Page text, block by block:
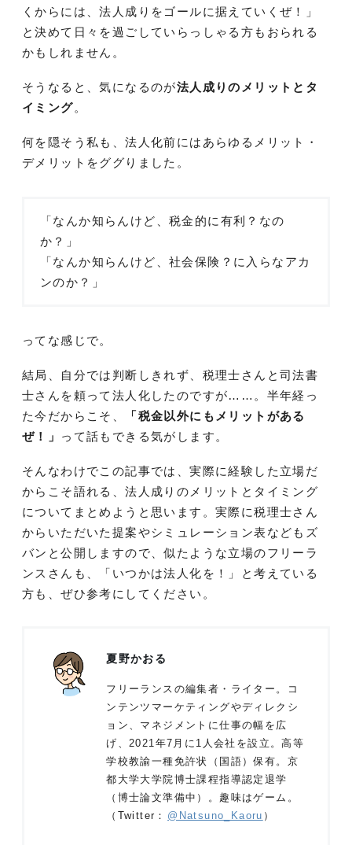
くからには、法人成りをゴールに据えていくぜ！」
と決めて日々を過ごしていらっしゃる方もおられる
かもしれません。
そうなると、気になるのが法人成りのメリットとタ
イミング。
何を隠そう私も、法人化前にはあらゆるメリット・
デメリットをググりました。
「なんか知らんけど、税金的に有利？なの
か？」
「なんか知らんけど、社会保険？に入らなアカ
ンのか？」
ってな感じで。
結局、自分では判断しきれず、税理士さんと司法書
士さんを頼って法人化したのですが……。半年経っ
た今だからこそ、
「税金以外にもメリットがある
ぜ！」
って話もできる気がします。
そんなわけでこの記事では、実際に経験した立場だ
からこそ語れる、法人成りのメリットとタイミング
についてまとめようと思います。実際に税理士さん
からいただいた提案やシミュレーション表などもズ
バンと公開しますので、似たような立場のフリーラ
ンスさんも、「いつかは法人化を！」と考えている
方も、ぜひ参考にしてください。
夏野かおる
フリーランスの編集者・ライター。コ
ンテンツマーケティングやディレクシ
ョン、マネジメントに仕事の幅を広
げ、2021年7月に1人会社を設立。高等
学校教諭一種免許状（国語）保有。京
都大学大学院博士課程指導認定退学
（博士論文準備中）。趣味はゲーム。
（Twitter： @Natsuno_Kaoru ）